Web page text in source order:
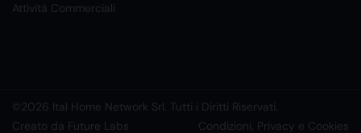
Attività Commerciali
©2026 Ital Home Network Srl. Tutti i Diritti Riservati.
Creato da Future Labs
Condizioni, Privacy e Cookies